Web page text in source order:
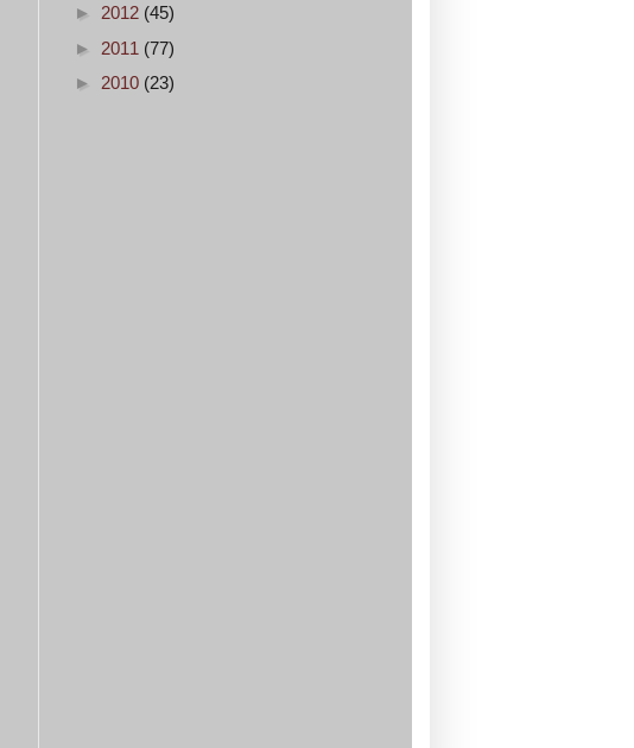
► 2012 (45)
► 2011 (77)
► 2010 (23)